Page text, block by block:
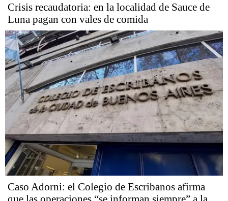
Crisis recaudatoria: en la localidad de Sauce de
Luna pagan con vales de comida
Caso Adorni: el Colegio de Escribanos afirma